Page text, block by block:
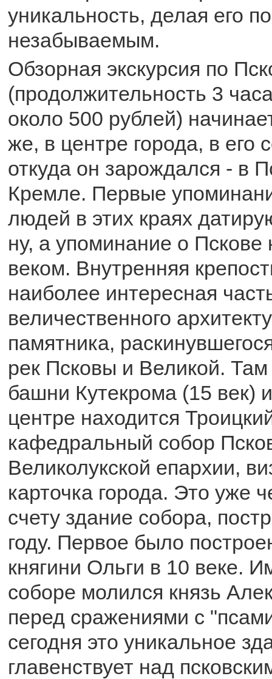
уникальность, делая его
незабываемым.
Обзорная экскурсия по
(продолжительность 3
около 500 рублей)
же, в центре города, в его
откуда он зарождался - в
Кремле. Первые
людей в этих краях
ну, а упоминание о Пскове
веком. Внутренняя
наиболее интересная
величественного
памятника,
рек Псковы и Великой. Там
башни Кутекрома (15 век)
центре находится
кафедральный собор
Великолукской епархии,
карточка города. Это уже
счету здание собора,
году. Первое было
княгини Ольги в 10 веке.
соборе молился князь
перед сражениями с
сегодня это уникальное
главенствует над